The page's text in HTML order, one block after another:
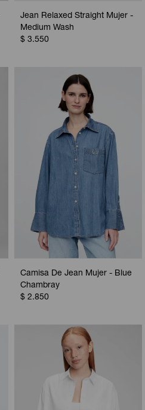
Jean Relaxed Straight Mujer -
Medium Wash
$ 3.550
Camisa De Jean Mujer - Blue
Chambray
$ 2.850